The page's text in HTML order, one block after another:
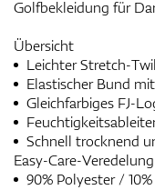
Golfbekleidung für
Übersicht
Leichter Stretch-
Elastischer Bund
Gleichfarbiges FJ-
Schnell trocknend
Easy-Care-Veredelung
90% Polyester /